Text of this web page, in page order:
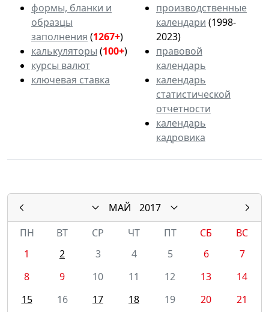
формы, бланки и
образцы
заполнения (1267+)
калькуляторы (100+)
курсы валют
ключевая ставка
производственные
календари (1998-
2023)
правовой
календарь
календарь
статистической
отчетности
календарь
кадровика
МАЙ
2017
ПН
ВТ СР ЧТ ПТ СБ
ВС
1
2 3 4 5 6
7
8
9 10 11 12 13
14
15
16 17 18 19 20
21